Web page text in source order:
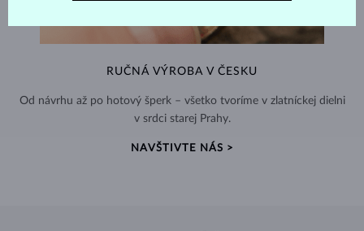
RUČNÁ VÝROBA V ČESKU
Od návrhu až po hotový šperk – všetko tvoríme v zlatníckej dielni
v srdci starej Prahy.
NAVŠTIVTE NÁS >